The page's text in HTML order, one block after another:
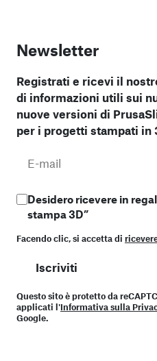
Newsletter
Registrati e ricevi il
di informazioni utili sui
nuove versioni di
per i progetti stampati in
Desidero ricevere in
stampa 3D”
Facendo clic, si accetta di
Iscriviti
Questo sito è protetto da
applicati l'Informativa sulla
Google.